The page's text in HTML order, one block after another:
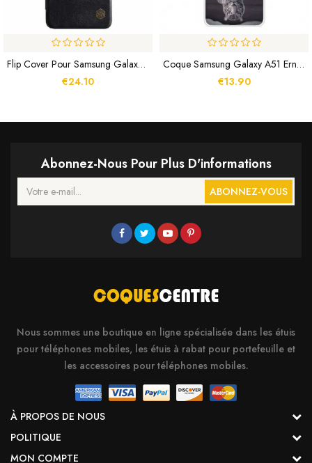
Flip Cover Pour Samsung Galaxy A52 4G / A52 5G / A52s 5G Nillkin Qin Series
€24.10
Coque Samsung Galaxy A51 Ernest Le Tigre
€13.90
Abonnez-Nous Pour Plus D'informations
ABONNEZ-VOUS
Nous sommes une boutique en ligne spécialisée dans les étuis
pour téléphones mobiles, les étuis à rabat pour portefeuille et
les accessoires pour téléphones mobiles.
À PROPOS DE NOUS
POLITIQUE
MON COMPTE